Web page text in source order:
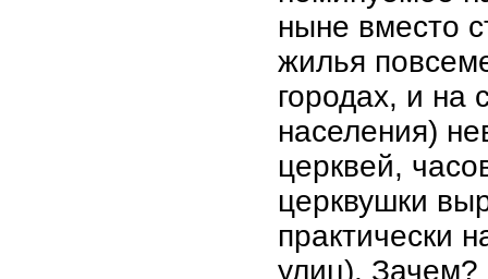
ныне вместо
жилья
городах, и на
населения)
церквей,
церквушки
практически
улиц).